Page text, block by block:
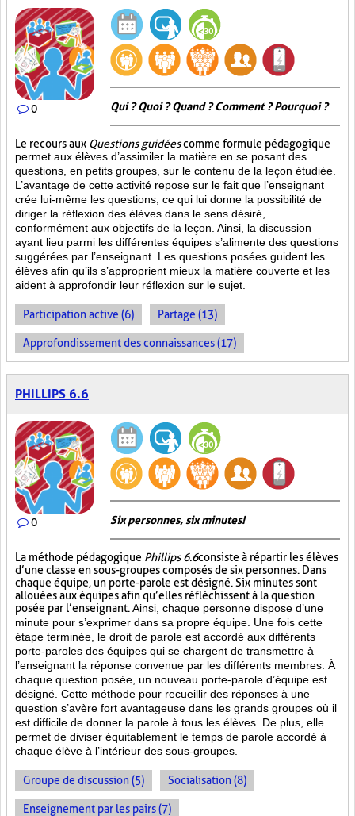
0 Qui ? Quoi ? Quand ? Comment ? Pourquoi ?
Le recours aux Questions guidéescomme formule pédagogique
permet aux élèves d’assimiler la matière en se posant des
questions, en petits groupes, sur le contenu de la leçon étudiée.
L’avantage de cette activité repose sur le fait que l’enseignant
crée lui-même les questions, ce qui lui donne la possibilité de
diriger la réflexion des élèves dans le sens désiré,
conformément aux objectifs de la leçon. Ainsi, la discussion
ayant lieu parmi les différentes équipes s’alimente des questions
suggérées par l’enseignant. Les questions posées guident les
élèves afin qu’ils s’approprient mieux la matière couverte et les
aident à approfondir leur réflexion sur le sujet.
Participation active (6) Partage (13)
Approfondissement des connaissances (17)
PHILLIPS 6.6
0 Six personnes, six minutes!
La méthode pédagogique Phillips 6.6consiste à répartir les élèves
d’une classe en sous-groupes composés de six personnes. Dans
chaque équipe, un porte-parole est désigné. Six minutes sont
allouées aux équipes afin qu’elles réfléchissent à la question
posée par l’enseignant. Ainsi, chaque personne dispose d’une
minute pour s’exprimer dans sa propre équipe. Une fois cette
étape terminée, le droit de parole est accordé aux différents
porte-paroles des équipes qui se chargent de transmettre à
l’enseignant la réponse convenue par les différents membres. À
chaque question posée, un nouveau porte-parole d’équipe est
désigné. Cette méthode pour recueillir des réponses à une
question s’avère fort avantageuse dans les grands groupes où il
est difficile de donner la parole à tous les élèves. De plus, elle
permet de diviser équitablement le temps de parole accordé à
chaque élève à l’intérieur des sous-groupes.
Groupe de discussion (5) Socialisation (8)
Enseignement par les pairs (7)